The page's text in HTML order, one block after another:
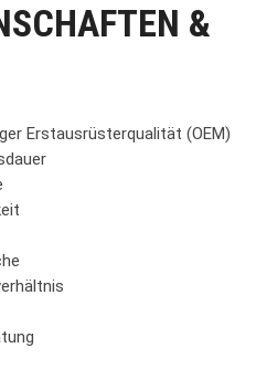
&
Erstausrüsterqualität (OEM)